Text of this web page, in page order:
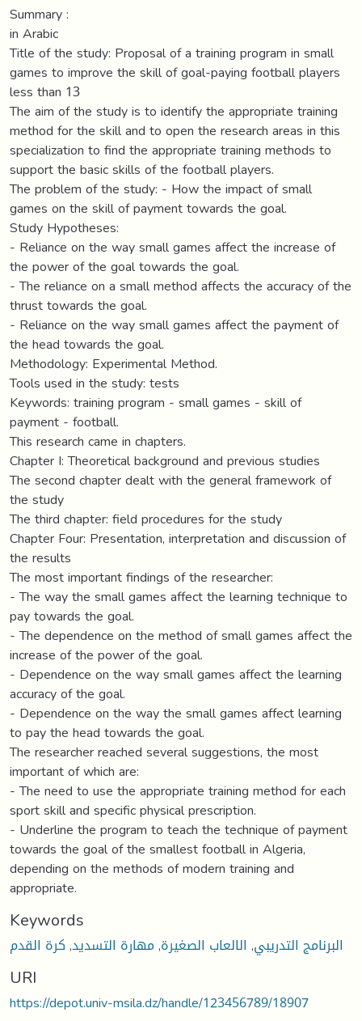
Summary :
in Arabic
Title of the study: Proposal of a training program in small
games to improve the skill of goal-paying football players
less than 13
The aim of the study is to identify the appropriate training
method for the skill and to open the research areas in this
specialization to find the appropriate training methods to
support the basic skills of the football players.
The problem of the study: - How the impact of small
games on the skill of payment towards the goal.
Study Hypotheses:
- Reliance on the way small games affect the increase of
the power of the goal towards the goal.
- The reliance on a small method affects the accuracy of the
thrust towards the goal.
- Reliance on the way small games affect the payment of
the head towards the goal.
Methodology: Experimental Method.
Tools used in the study: tests
Keywords: training program - small games - skill of
payment - football.
This research came in chapters.
Chapter I: Theoretical background and previous studies
The second chapter dealt with the general framework of
the study
The third chapter: field procedures for the study
Chapter Four: Presentation, interpretation and discussion of
the results
The most important findings of the researcher:
- The way the small games affect the learning technique to
pay towards the goal.
- The dependence on the method of small games affect the
increase of the power of the goal.
- Dependence on the way small games affect the learning
accuracy of the goal.
- Dependence on the way the small games affect learning
to pay the head towards the goal.
The researcher reached several suggestions, the most
important of which are:
- The need to use the appropriate training method for each
sport skill and specific physical prescription.
- Underline the program to teach the technique of payment
towards the goal of the smallest football in Algeria,
depending on the methods of modern training and
appropriate.
Keywords
البرنامج التدريبي, الالعاب الصغيرة,مهارة التسديد,كرة القدم
URI
https://depot.univ-msila.dz/handle/123456789/18907